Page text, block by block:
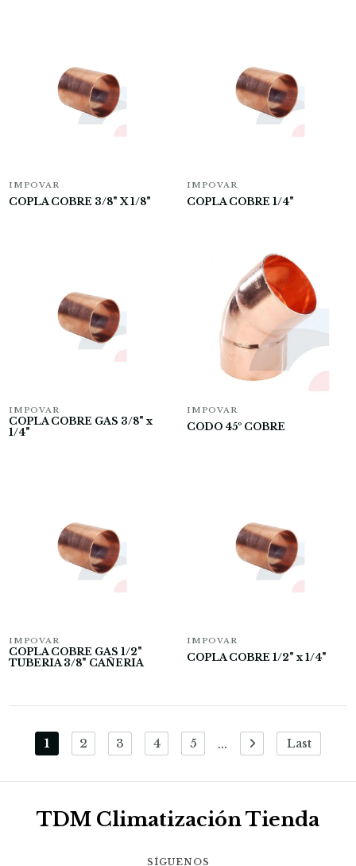
IMPOVAR
COPLA COBRE 3/8" X 1/8"
IMPOVAR
COPLA COBRE 1/4"
IMPOVAR
COPLA COBRE GAS 3/8" x
1/4"
IMPOVAR
CODO 45º COBRE
IMPOVAR
COPLA COBRE GAS 1/2"
TUBERIA 3/8" CAÑERIA
IMPOVAR
COPLA COBRE 1/2" x 1/4"
1 2 3 4 5 ... Last
TDM Climatización Tienda
SÍGUENOS